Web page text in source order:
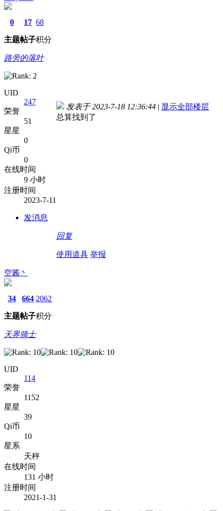
0
主题
17
帖子
68
积分
路旁的落叶
UID
247
荣誉
51
星星
0
Qi币
0
在线时间
9 小时
注册时间
2023-7-11
发消息
发表于 2023-7-18 12:36:44 | 显示全部楼层
总算找到了
回复
使用道具 举报
空酱丶
34
主题
664
帖子
2062
积分
天界骑士
UID
114
荣誉
1152
星星
39
Qi币
10
星系
天秤
在线时间
131 小时
注册时间
2021-1-31